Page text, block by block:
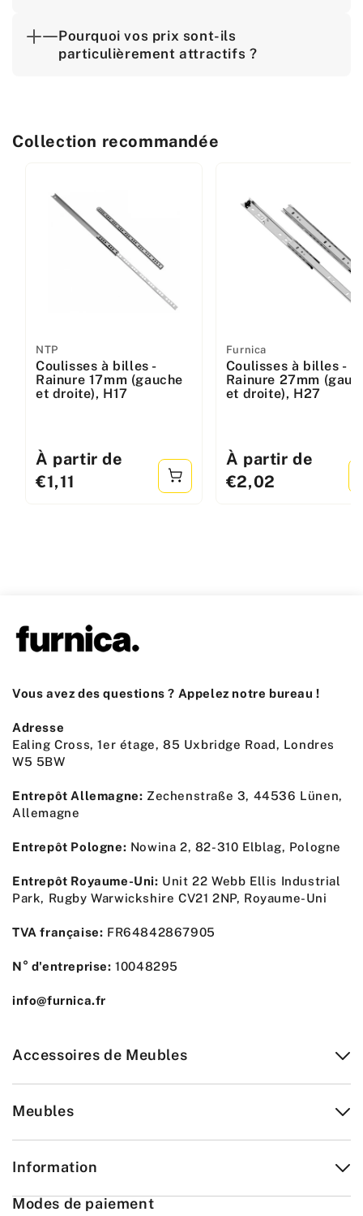
Pourquoi vos prix sont-ils
particulièrement attractifs ?
Collection recommandée
Fabricant
:
NTP
Coulisses à billes -
Rainure 17mm (gauche
et droite), H17
Prix
standard
À partir de
€1,11
Fabricant
:
Furnica
Coulisses à billes -
Rainure 27mm
et droite), H27
Prix
standard
À partir de
€2,02
Vous avez des questions ? Appelez notre bureau !
Adresse
Ealing Cross, 1er étage, 85 Uxbridge Road, Londres
W5 5BW
Entrepôt Allemagne: Zechenstraße 3, 44536 Lünen,
Allemagne
Entrepôt Pologne: Nowina 2, 82-310 Elblag, Pologne
Entrepôt Royaume-Uni: Unit 22 Webb Ellis Industrial
Park, Rugby Warwickshire CV21 2NP, Royaume-Uni
TVA française: FR64842867905
N° d'entreprise: 10048295
info@furnica.fr
Accessoires de Meubles
Meubles
Information
Modes de paiement